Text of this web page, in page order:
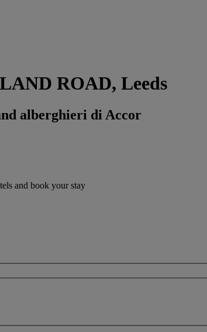
ROAD, Leeds
alberghieri di Accor
and book your stay